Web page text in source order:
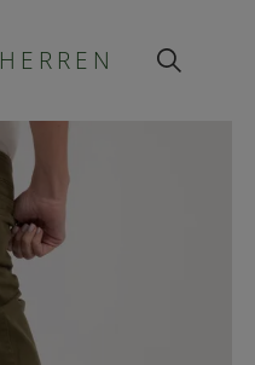
HERREN